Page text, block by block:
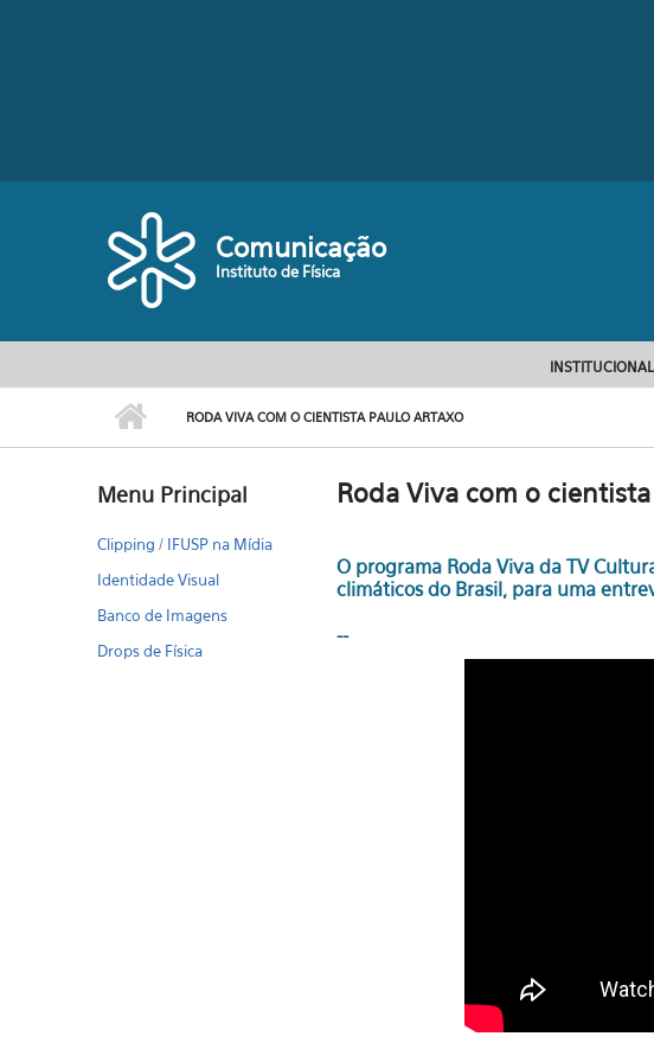
Comunicação
Instituto de Física
INSTITUCIONAL
RODA VIVA COM O CIENTISTA PAULO ARTAXO
Menu Principal
Clipping / IFUSP na Mídia
Identidade Visual
Banco de Imagens
Drops de Física
Roda Viva com o
O programa Roda Viva da TV
climáticos do Brasil, para uma
--